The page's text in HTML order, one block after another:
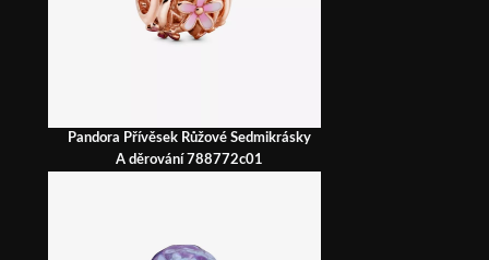
Pandora Přívěsek Růžové Sedmikrásky
A děrování 788772c01